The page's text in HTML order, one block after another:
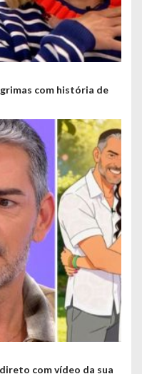
com história de
com vídeo da sua